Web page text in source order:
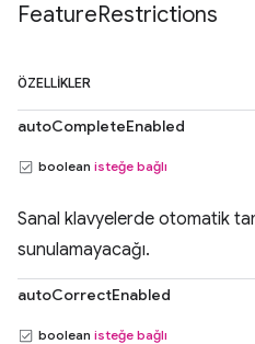
FeatureRestrictions
ÖZELLIKLER
autoCompleteEnabled
boolean isteğe bağlı
Sanal klavyelerde otomatik
sunulamayacağı.
autoCorrectEnabled
boolean isteğe bağlı